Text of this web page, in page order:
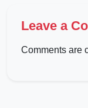
Leave a
Comments are